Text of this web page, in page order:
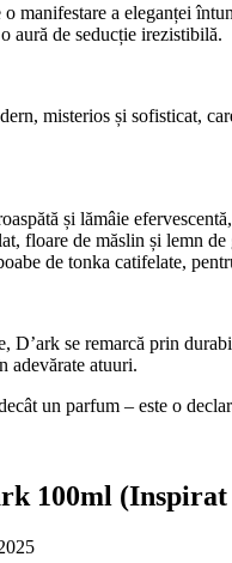
o manifestare a eleganței
aură de seducție irezistibilă.
misterios și sofisticat,
și lămâie
floare de măslin și lemn
de tonka catifelate,
D’ark se remarcă prin
adevărate atuuri.
un parfum – este o
100ml